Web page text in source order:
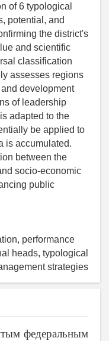
of 6 typological
potential, and
the district's
and scientific
classification
assesses regions
development
of leadership
adapted to the
be applied to
is accumulated.
between the
socio-economic
public
performance
heads, typological
strategies
федеральным